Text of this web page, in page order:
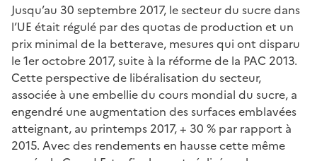
Jusqu’au 30 septembre 2017, le secteur du sucre dans
l’UE était régulé par des quotas de production et un
prix minimal de la betterave, mesures qui ont disparu
le 1er octobre 2017, suite à la réforme de la PAC 2013.
Cette perspective de libéralisation du secteur,
associée à une embellie du cours mondial du sucre, a
engendré une augmentation des surfaces emblavées
atteignant, au printemps 2017, + 30 % par rapport à
2015. Avec des rendements en hausse cette même